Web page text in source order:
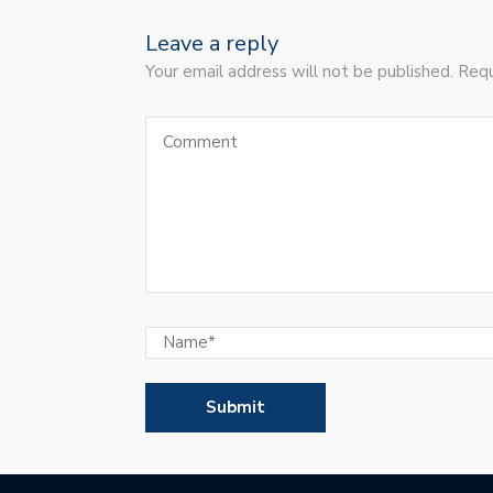
Leave a reply
Your email address will not be published.